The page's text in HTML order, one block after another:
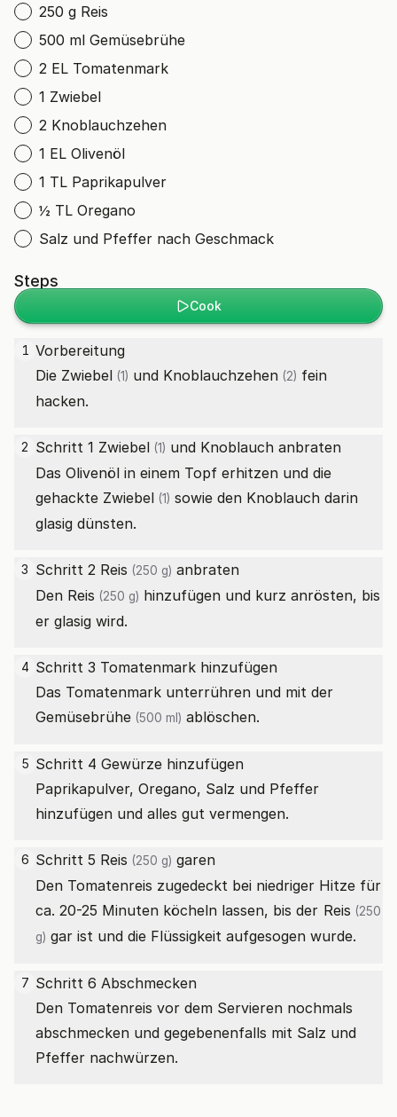
250 g Reis
500 ml Gemüsebrühe
2 EL Tomatenmark
1 Zwiebel
2 Knoblauchzehen
1 EL Olivenöl
1 TL Paprikapulver
½ TL Oregano
Salz und Pfeffer nach Geschmack
Steps
Cook
1 Vorbereitung
Die Zwiebel (1) und Knoblauchzehen (2) fein
hacken.
2 Schritt 1 Zwiebel (1) und Knoblauch anbraten
Das Olivenöl in einem Topf erhitzen und die
gehackte Zwiebel (1) sowie den Knoblauch darin
glasig dünsten.
3 Schritt 2 Reis (250 g) anbraten
Den Reis (250 g) hinzufügen und kurz anrösten, bis
er glasig wird.
4 Schritt 3 Tomatenmark hinzufügen
Das Tomatenmark unterrühren und mit der
Gemüsebrühe (500 ml) ablöschen.
5 Schritt 4 Gewürze hinzufügen
Paprikapulver, Oregano, Salz und Pfeffer
hinzufügen und alles gut vermengen.
6 Schritt 5 Reis (250 g) garen
Den Tomatenreis zugedeckt bei niedriger Hitze für
ca. 20-25 Minuten köcheln lassen, bis der Reis (250
g) gar ist und die Flüssigkeit aufgesogen wurde.
7 Schritt 6 Abschmecken
Den Tomatenreis vor dem Servieren nochmals
abschmecken und gegebenenfalls mit Salz und
Pfeffer nachwürzen.